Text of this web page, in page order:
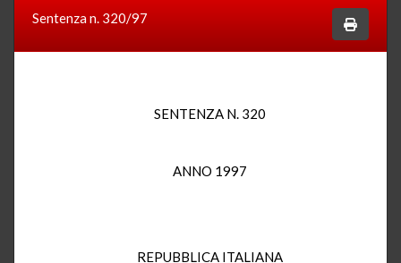
Sentenza n. 320/97
SENTENZA N. 320
ANNO 1997
REPUBBLICA ITALIANA